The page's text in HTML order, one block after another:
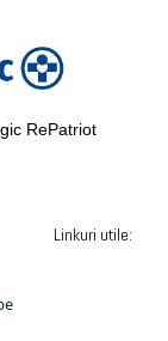
RePatriot
Linkuri utile: